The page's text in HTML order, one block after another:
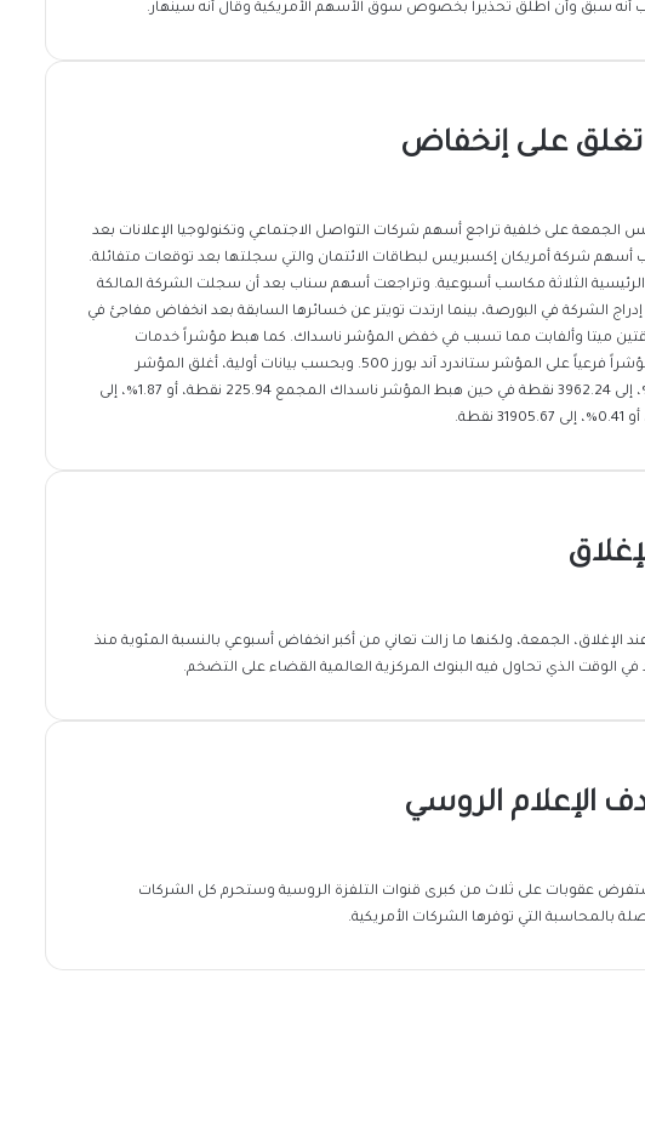
أنه سبق وأن اطلق تحذيرا بخصوص سوق الأسهم الأمريكية وقال أنه سينهار.
تغلق على إنخفاض
الجمعة على خلفية تراجع أسهم شركات التواصل الاجتماعي وتكنولوجيا الإعلانات بعد
مكاسب أسهم شركة أمريكان إكسبريس لبطاقات الائتمان والتي سجلتها بعد توقعات متفائلة.
الثلاثة مكاسب أسبوعية. وتراجعت أسهم سناب بعد أن سجلت الشركة المالكة
الشركة في البورصة، بينما ارتدت تويتر عن خسائرها السابقة بعد انخفاض مفاجئ في
ميتا وألفابت مما تسبب في خفض المؤشر ناسداك. كما هبط مؤشراً خدمات
الاتصالات وتكنولوجيا المعلومات ليقودا تراجعاً عاماً بين 11 مؤشراً فرعياً على المؤشر ستاندرد آند بورز 500. وبحسب بيانات أولية، أغلق المؤشر
ستاندرد اند بورز 500 القياسي منخفضاً 36.71 نقطة، أو 0.92%، إلى 3962.24 نقطة في حين هبط المؤشر ناسداك المجمع 225.94 نقطة، أو 1.87%، إلى
الجمعة، ولكنها ما زالت تعاني من أكبر انخفاض أسبوعي بالنسبة المئوية منذ
الوقت الذي تحاول فيه البنوك المركزية العالمية القضاء على التضخم.
الإعلام الروسي
ستفرض عقوبات على ثلاث من كبرى قنوات التلفزة الروسية وستحرم كل الشركات
بالمحاسبة التي توفرها الشركات الأمريكية.